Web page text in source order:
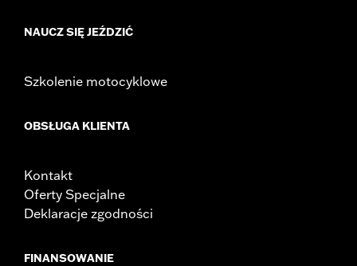
NAUCZ SIĘ JEŹDZIĆ
Szkolenie motocyklowe
OBSŁUGA KLIENTA
Kontakt
Oferty Specjalne
Deklaracje zgodności
FINANSOWANIE